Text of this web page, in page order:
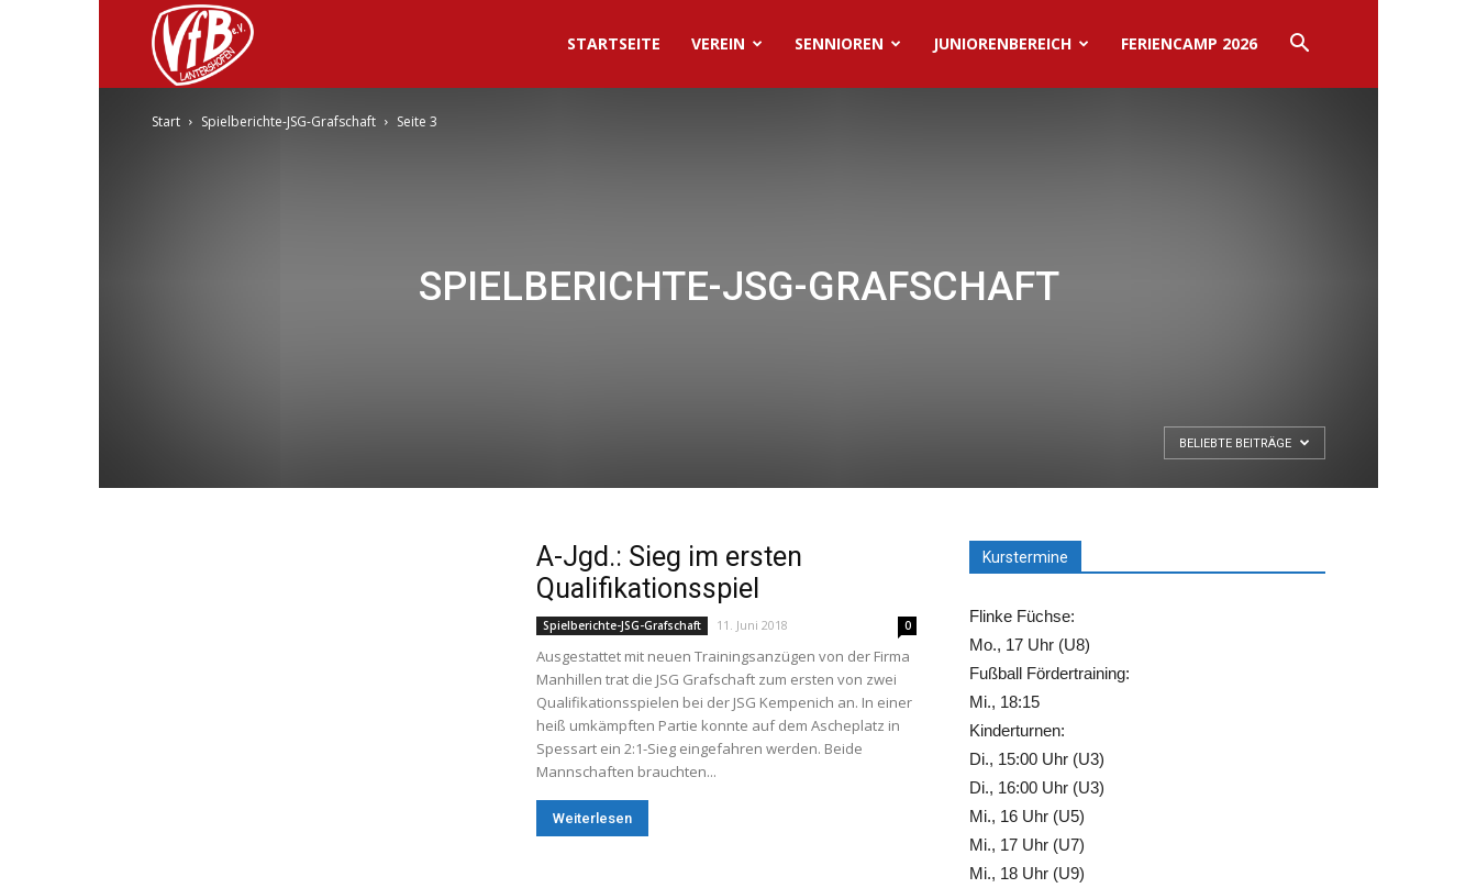
VfB
Lantershofen
STARTSEITE VEREIN SENNIOREN JUNIORENBEREICH FERIENCAMP 2026
Start Spielberichte-JSG-Grafschaft Seite 3
SPIELBERICHTE-JSG-GRAFSCHAFT
BELIEBTE BEITRÄGE
A-Jgd.: Sieg im ersten
Qualifikationsspiel
Spielberichte-JSG-Grafschaft 11. Juni 2018 0
Ausgestattet mit neuen Trainingsanzügen von der Firma
Manhillen trat die JSG Grafschaft zum ersten von zwei
Qualifikationsspielen bei der JSG Kempenich an. In einer
heiß umkämpften Partie konnte auf dem Ascheplatz in
Spessart ein 2:1-Sieg eingefahren werden. Beide
Mannschaften brauchten...
Weiterlesen
Kurstermine
Flinke Füchse:
Mo., 17 Uhr (U8)
Fußball Fördertraining:
Mi., 18:15
Kinderturnen:
Di., 15:00 Uhr (U3)
Di., 16:00 Uhr (U3)
Mi., 16 Uhr (U5)
Mi., 17 Uhr (U7)
Mi., 18 Uhr (U9)